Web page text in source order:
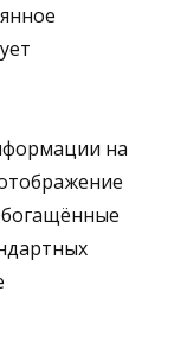
на